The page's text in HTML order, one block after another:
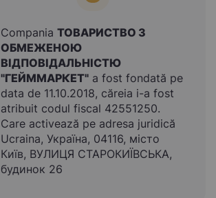
Compania ТОВАРИСТВО З
ОБМЕЖЕНОЮ
ВІДПОВІДАЛЬНІСТЮ
"ГЕЙММАРКЕТ" a fost fondată pe
data de 11.10.2018, căreia i-a fost
atribuit codul fiscal 42551250.
Care activează pe adresa juridică
Ucraina, Україна, 04116, місто
Київ, ВУЛИЦЯ СТАРОКИЇВСЬКА,
будинок 26